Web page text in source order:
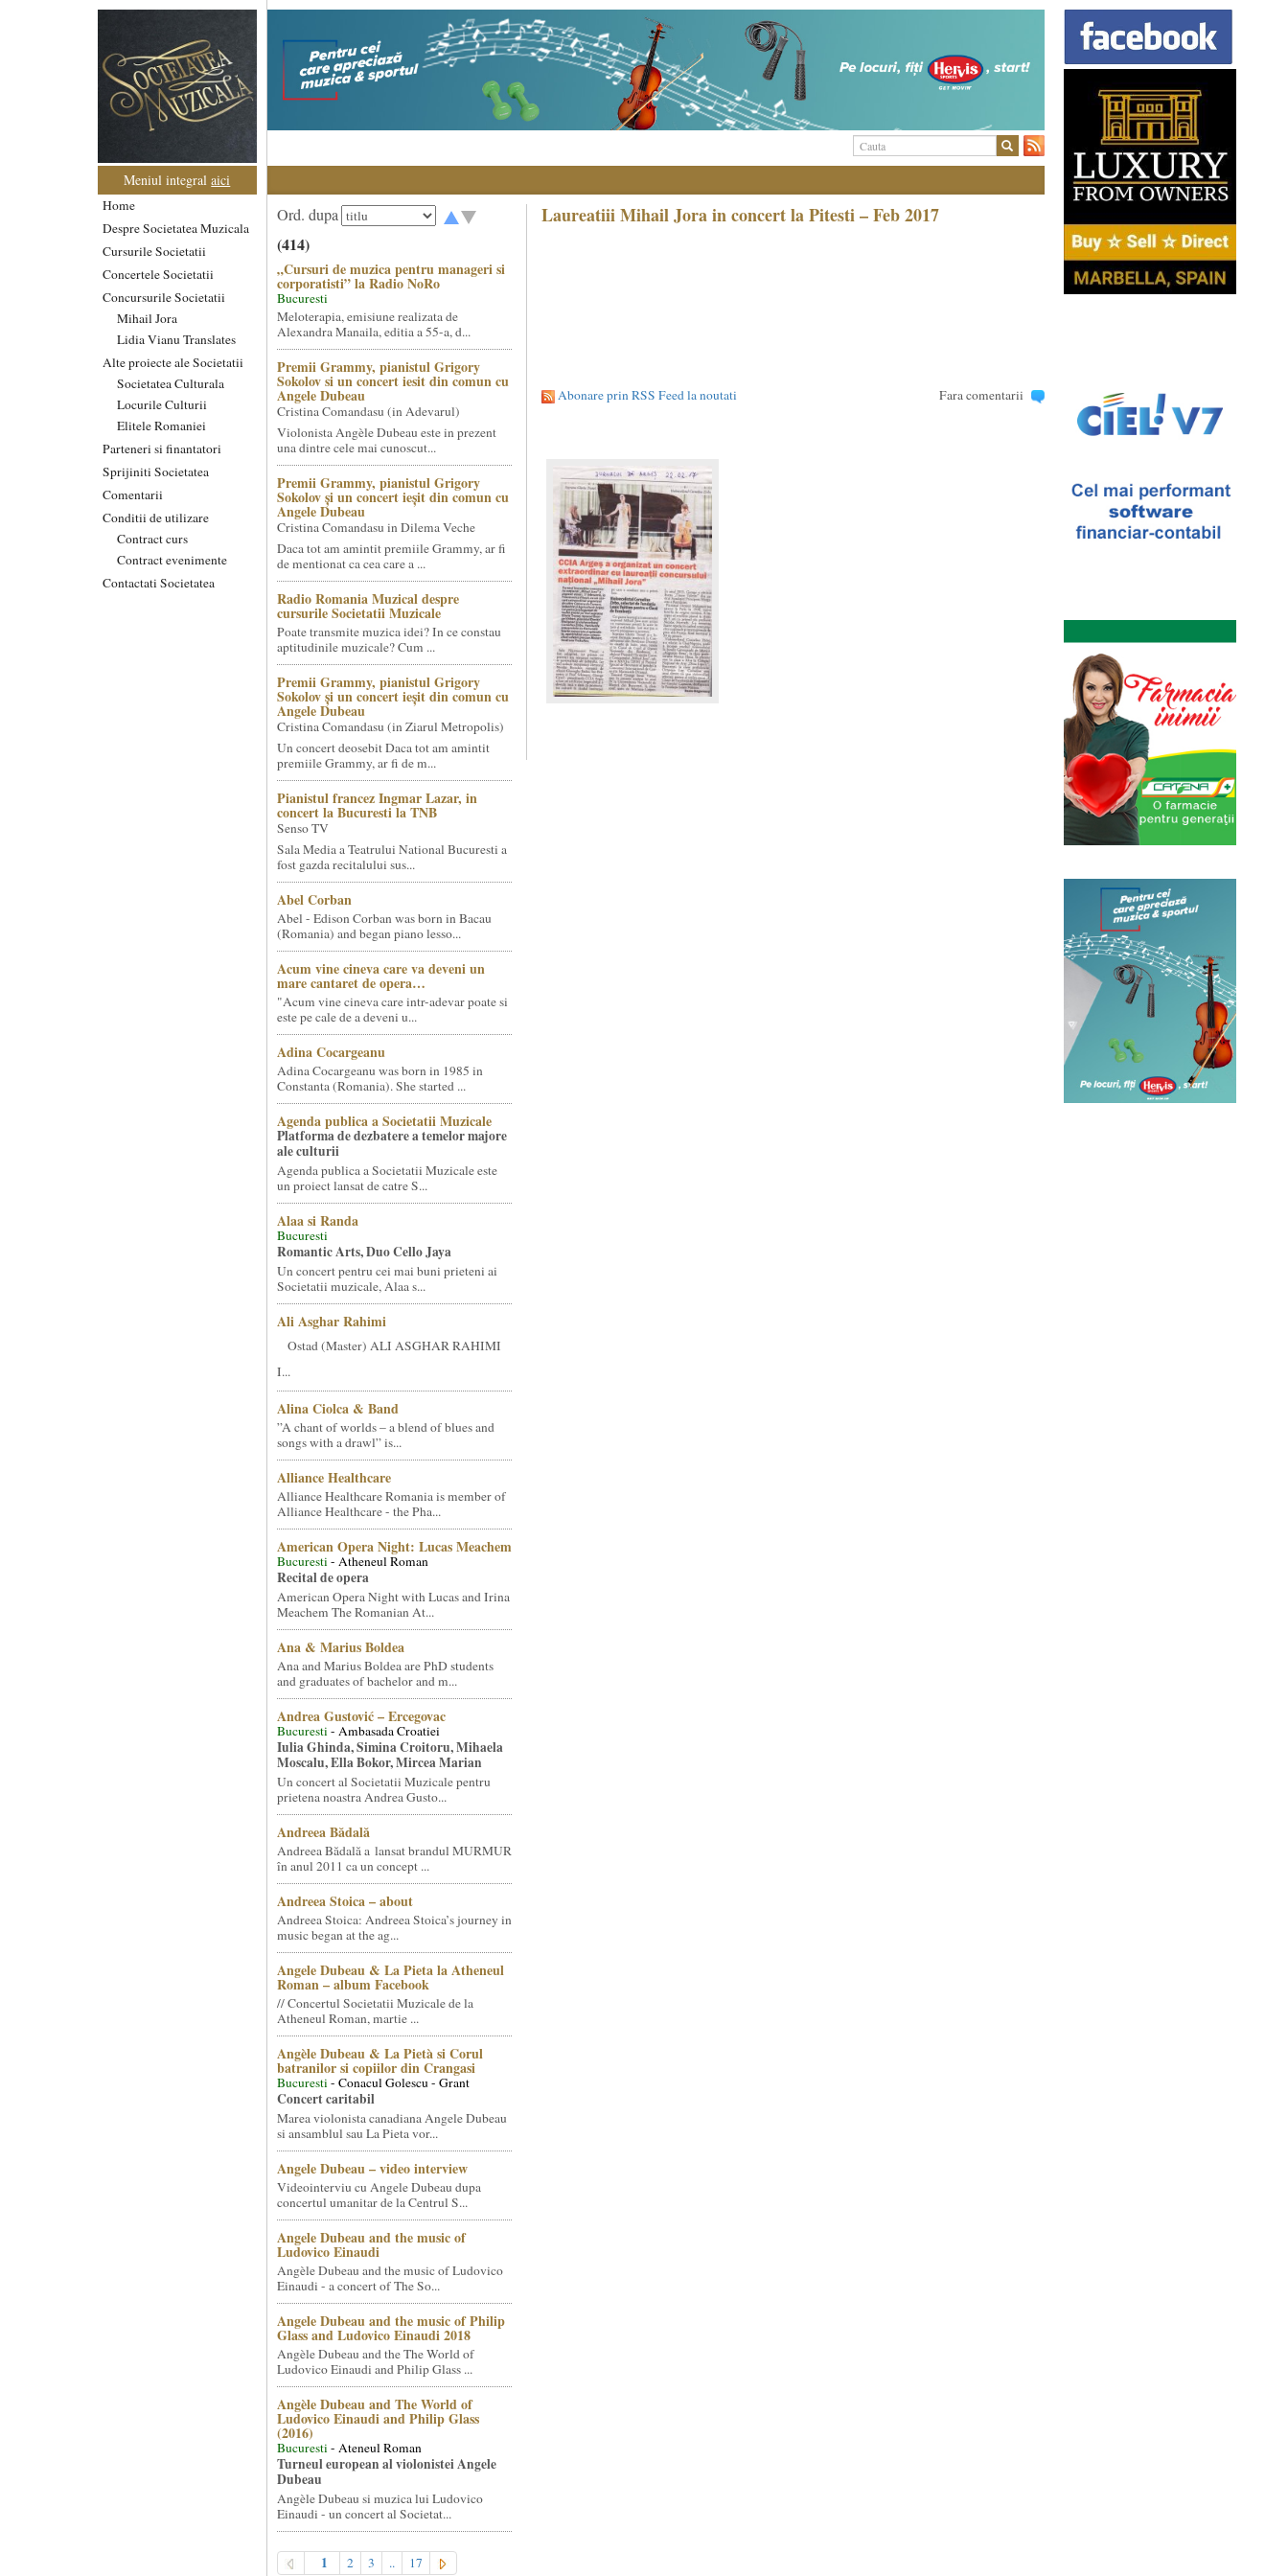
Meniul integralaici
Home
Despre Societatea Muzicala
Cursurile Societatii
Concertele Societatii
Concursurile Societatii
Mihail Jora
Lidia Vianu Translates
Alte proiecte ale Societatii
Societatea Culturala
Locurile Culturii
Elitele Romaniei
Parteneri si finantatori
Sprijiniti Societatea
Comentarii
Conditii de utilizare
Contract curs
Contract evenimente
Contactati Societatea
Ord. dupa
(414)
„Cursuri de muzica pentru manageri si
corporatisti” la Radio NoRo
Bucuresti
Meloterapia, emisiune realizata de
Alexandra Manaila, editia a 55-a, d...
Premii Grammy, pianistul Grigory
Sokolov si un concert iesit din comun cu
Angele Dubeau
Cristina Comandasu (in Adevarul)
Violonista Angèle Dubeau este in prezent
una dintre cele mai cunoscut...
Premii Grammy, pianistul Grigory
Sokolov și un concert ieșit din comun cu
Angele Dubeau
Cristina Comandasu in Dilema Veche
Daca tot am amintit premiile Grammy, ar fi
de mentionat ca cea care a ...
Radio Romania Muzical despre
cursurile Societatii Muzicale
Poate transmite muzica idei? In ce constau
aptitudinile muzicale? Cum ...
Premii Grammy, pianistul Grigory
Sokolov și un concert ieșit din comun cu
Angele Dubeau
Cristina Comandasu (in Ziarul Metropolis)
Un concert deosebit Daca tot am amintit
premiile Grammy, ar fi de m...
Pianistul francez Ingmar Lazar, in
concert la Bucuresti la TNB
Senso TV
Sala Media a Teatrului National Bucuresti a
fost gazda recitalului sus...
Abel Corban
Abel - Edison Corban was born in Bacau
(Romania) and began piano lesso...
Acum vine cineva care va deveni un
mare cantaret de opera…
"Acum vine cineva care intr-adevar poate si
este pe cale de a deveni u...
Adina Cocargeanu
Adina Cocargeanu was born in 1985 in
Constanta (Romania). She started ...
Agenda publica a Societatii Muzicale
Platforma de dezbatere a temelor majore
ale culturii
Agenda publica a Societatii Muzicale este
un proiect lansat de catre S...
Alaa si Randa
Bucuresti
Romantic Arts, Duo Cello Jaya
Un concert pentru cei mai buni prieteni ai
Societatii muzicale, Alaa s...
Ali Asghar Rahimi
Ostad (Master) ALI ASGHAR RAHIMI
I...
Alina Ciolca & Band
”A chant of worlds – a blend of blues and
songs with a drawl” is...
Alliance Healthcare
Alliance Healthcare Romania is member of
Alliance Healthcare - the Pha...
American Opera Night: Lucas Meachem
Bucuresti- Atheneul Roman
Recital de opera
American Opera Night with Lucas and Irina
Meachem The Romanian At...
Ana & Marius Boldea
Ana and Marius Boldea are PhD students
and graduates of bachelor and m...
Andrea Gustović – Ercegovac
Bucuresti- Ambasada Croatiei
Iulia Ghinda, Simina Croitoru, Mihaela
Moscalu, Ella Bokor, Mircea Marian
Un concert al Societatii Muzicale pentru
prietena noastra Andrea Gusto...
Andreea Bădală
Andreea Bădală a lansat brandul MURMUR
în anul 2011 ca un concept ...
Andreea Stoica – about
Andreea Stoica: Andreea Stoica’s journey in
music began at the ag...
Angele Dubeau & La Pieta la Atheneul
Roman – album Facebook
// Concertul Societatii Muzicale de la
Atheneul Roman, martie ...
Angèle Dubeau & La Pietà si Corul
batranilor si copiilor din Crangasi
Bucuresti- Conacul Golescu - Grant
Concert caritabil
Marea violonista canadiana Angele Dubeau
si ansamblul sau La Pieta vor...
Angele Dubeau – video interview
Videointerviu cu Angele Dubeau dupa
concertul umanitar de la Centrul S...
Angele Dubeau and the music of
Ludovico Einaudi
Angèle Dubeau and the music of Ludovico
Einaudi - a concert of The So...
Angele Dubeau and the music of Philip
Glass and Ludovico Einaudi 2018
Angèle Dubeau and the The World of
Ludovico Einaudi and Philip Glass ...
Angèle Dubeau and The World of
Ludovico Einaudi and Philip Glass
(2016)
Bucuresti- Ateneul Roman
Turneul european al violonistei Angele
Dubeau
Angèle Dubeau si muzica lui Ludovico
Einaudi - un concert al Societat...
1 2 3 .. 17
Laureatiii Mihail Jora in concert la Pitesti – Feb 2017
Abonare prin RSS Feed la noutati Fara comentarii